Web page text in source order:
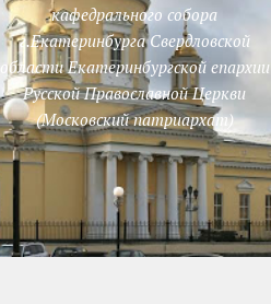
кафедрального собора
г.Екатеринбурга Свердловской
области Екатеринбургской епархии
Русской Православной Церкви
(Московский патриархат)